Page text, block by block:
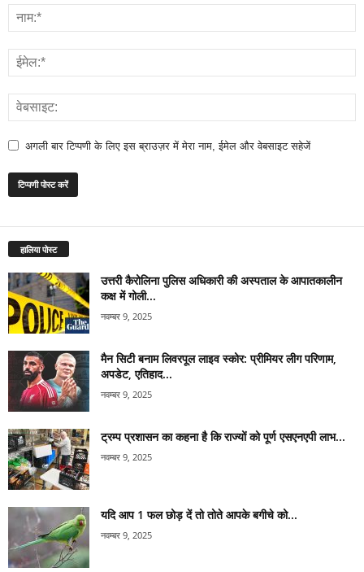
अगली बार टिप्पणी के लिए इस ब्राउज़र में मेरा नाम, ईमेल और वेबसाइट सहेजें
हालिया पोस्ट
उत्तरी कैरोलिना पुलिस अधिकारी की अस्पताल के आपातकालीन
कक्ष में गोली...
नवम्बर 9, 2025
मैन सिटी बनाम लिवरपूल लाइव स्कोर: प्रीमियर लीग परिणाम,
अपडेट, एतिहाद...
नवम्बर 9, 2025
ट्रम्प प्रशासन का कहना है कि राज्यों को पूर्ण एसएनएपी लाभ...
नवम्बर 9, 2025
यदि आप 1 फल छोड़ दें तो तोते आपके बगीचे को...
नवम्बर 9, 2025